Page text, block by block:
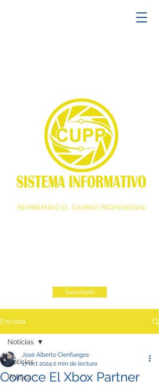
SEMBRANDO EL CAMINO PROFESIONAL
Suscribete
Entrada
Noticias
Política
Noticias
Conoce El Xbox Partner
José Alberto Cienfuegos
17 oct 2024 2 min de lectura